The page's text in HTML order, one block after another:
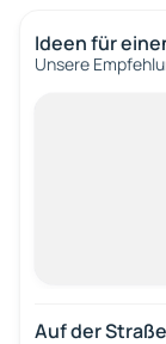
Ideen für
Unsere
Auf der Straße